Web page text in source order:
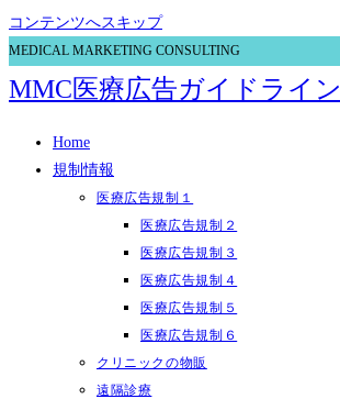
コンテンツへスキップ
MEDICAL MARKETING CONSULTING
MMC医療広告ガイドライン
Home
規制情報
医療広告規制１
医療広告規制２
医療広告規制３
医療広告規制４
医療広告規制５
医療広告規制６
クリニックの物販
遠隔診療